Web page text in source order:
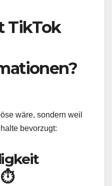
TikTok
wäre, sondern weil
bevorzugt:
⏱️